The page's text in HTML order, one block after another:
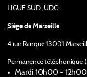
LIGUE SUD JUDO
Siège de Marseille
4 rue Ranque 13001
Permanence téléphonique
Mardi 10h00 -